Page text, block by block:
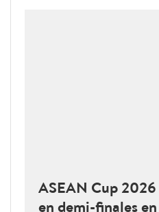
ASEAN Cup
en demi-finales